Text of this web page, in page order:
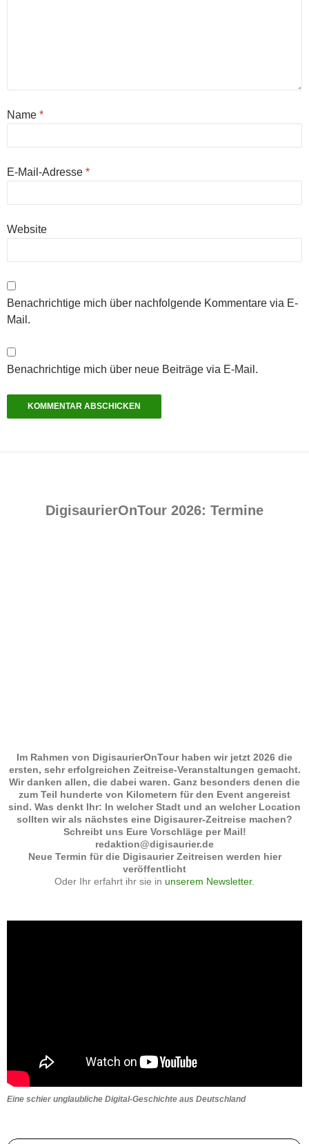
Name *
E-Mail-Adresse *
Website
Benachrichtige mich über nachfolgende Kommentare via E-
Mail.
Benachrichtige mich über neue Beiträge via E-Mail.
DigisaurierOnTour 2026: Termine
Im Rahmen von DigisaurierOnTour haben wir jetzt 2026 die
ersten, sehr erfolgreichen Zeitreise-Veranstaltungen gemacht.
Wir danken allen, die dabei waren. Ganz besonders denen die
zum Teil hunderte von Kilometern für den Event angereist
sind. Was denkt Ihr: In welcher Stadt und an welcher Location
sollten wir als nächstes eine Digisaurer-Zeitreise machen?
Schreibt uns Eure Vorschläge per Mail!
redaktion@digisaurier.de
Neue Termin für die Digisaurier Zeitreisen werden hier
veröffentlicht
Oder Ihr erfahrt ihr sie in unserem Newsletter.
Eine schier unglaubliche Digital-Geschichte aus Deutschland